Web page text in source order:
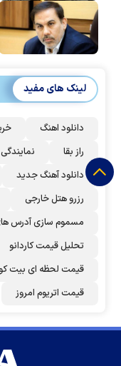
لینک های مفید
دانلود اهنگ
راز بقا
دانلود آهنگ جدید
رزرو هتل خارجی
مسموم سازی آدرس
تحلیل قیمت کاردانو
قیمت لحظه ای بیت
قیمت اتریوم امروز